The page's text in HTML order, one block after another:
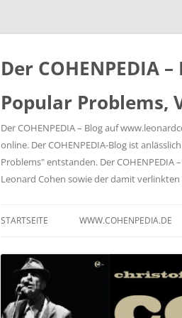
Der COHENPEDIA
Popular Problems,
Der COHENPEDIA – Blog auf
online. Der COHENPEDIA-Blog ist
Problems" entstanden. Der
Leonard Cohen sowie der damit verlinkten
STARTSEITE WWW.COHENPEDIA.DE